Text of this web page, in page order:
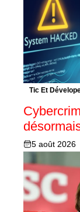
Tic Et
5 août 2026